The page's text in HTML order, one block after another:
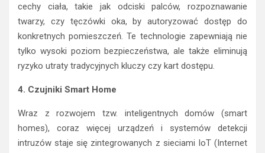
cechy ciała, takie jak odciski palców, rozpoznawanie
twarzy, czy tęczówki oka, by autoryzować dostęp do
konkretnych pomieszczeń. Te technologie zapewniają nie
tylko wysoki poziom bezpieczeństwa, ale także eliminują
ryzyko utraty tradycyjnych kluczy czy kart dostępu.
4. Czujniki Smart Home
Wraz z rozwojem tzw. inteligentnych domów (smart
homes), coraz więcej urządzeń i systemów detekcji
intruzów staje się zintegrowanych z sieciami IoT (Internet